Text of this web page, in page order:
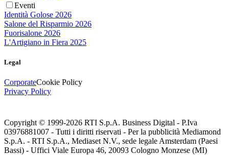
Eventi
Identità Golose 2026
Salone del Risparmio 2026
Fuorisalone 2026
L'Artigiano in Fiera 2025
Legal
CorporateCookie Policy
Privacy Policy
Copyright © 1999-2026 RTI S.p.A. Business Digital - P.Iva
03976881007 - Tutti i diritti riservati - Per la pubblicità Mediamond
S.p.A. - RTI S.p.A., Mediaset N.V., sede legale Amsterdam (Paesi
Bassi) - Uffici Viale Europa 46, 20093 Cologno Monzese (MI)